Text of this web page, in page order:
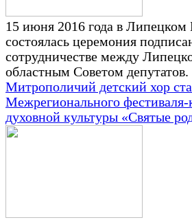
15 июня 2016 года в
состоялась церемония
сотрудничестве между
областным Советом депутатов.
Митрополичий детский хор
Межрегионального фестиваля-
духовной культуры «Святые